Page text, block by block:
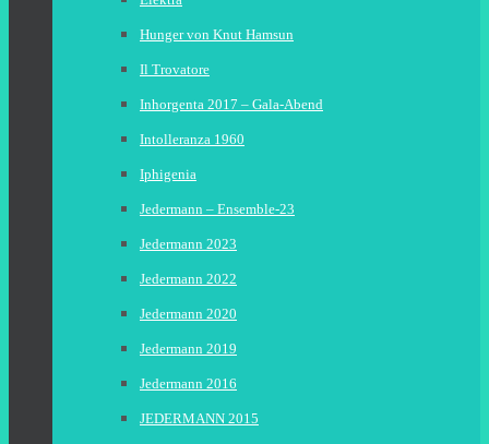
Hunger von Knut Hamsun
Il Trovatore
Inhorgenta 2017 – Gala-Abend
Intolleranza 1960
Iphigenia
Jedermann – Ensemble-23
Jedermann 2023
Jedermann 2022
Jedermann 2020
Jedermann 2019
Jedermann 2016
JEDERMANN 2015